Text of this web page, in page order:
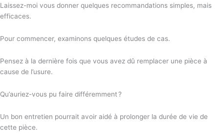
Laissez-moi vous donner quelques recommandations simples, mais
efficaces.
Pour commencer, examinons quelques études de cas.
Pensez à la dernière fois que vous avez dû remplacer une pièce à
cause de l’usure.
Qu’auriez-vous pu faire différemment ?
Un bon entretien pourrait avoir aidé à prolonger la durée de vie de
cette pièce.